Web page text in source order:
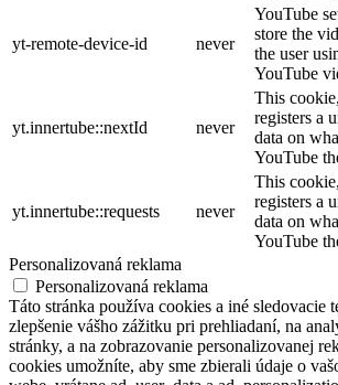
yt-remote-device-id never
YouTube
store the
the user
YouTube
yt.innertube::nextId never
This
registers a
data on
YouTube
yt.innertube::requests never
This
registers a
data on
YouTube
Personalizovaná reklama
Personalizovaná reklama
Táto stránka používa cookies a iné sledovacie
zlepšenie vášho zážitku pri prehliadaní, na
stránky, a na zobrazovanie personalizovanej
cookies umožníte, aby sme zbierali údaje o